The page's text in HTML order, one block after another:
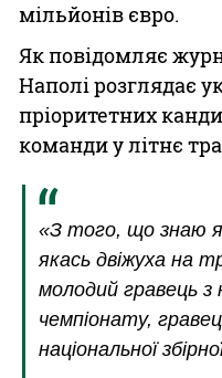
мільйонів євро.
Як повідомляє
Наполі розглядає
пріоритетних
команди у літнє
«З того, що знаю
якась двіжуха на
молодий гравець з
чемпіонату,
національної